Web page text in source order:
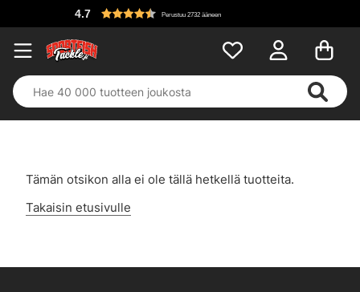
4.7 Perustuu 2732 ääneen
Tämän otsikon alla ei ole tällä hetkellä tuotteita.
Takaisin etusivulle